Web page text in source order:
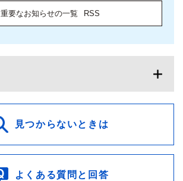
重要なお知らせの一覧 RSS
見つからないときは
よくある質問と回答